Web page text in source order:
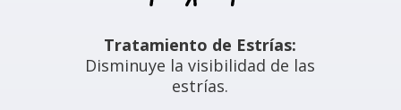
Tratamiento de Estrías:
Disminuye la visibilidad de las
estrías.